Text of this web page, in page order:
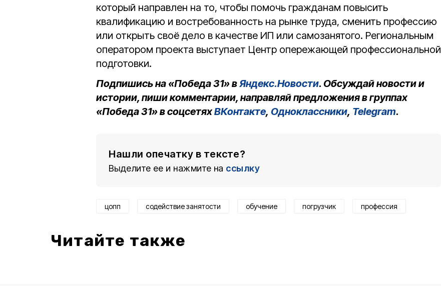
который направлен на то, чтобы помочь гражданам повысить
квалификацию и востребованность на рынке труда, сменить профессию
или открыть своё дело в качестве ИП или самозанятого. Региональным
оператором проекта выступает Центр опережающей профессиональной
подготовки.
Подпишись на «Победа 31» вЯндекс.Новости. Обсуждай новости и
истории, пиши комментарии, направляй предложения в группах
«Победа 31» в соцсетяхВКонтакте, Одноклассники, Telegram.
Нашли опечатку в тексте?
Выделите ее и нажмите на ссылку
цопп содействие занятости обучение погрузчик профессия
Читайте также